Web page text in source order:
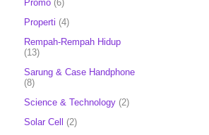
Promo (6)
Properti (4)
Rempah-Rempah Hidup
(13)
Sarung & Case Handphone
(8)
Science & Technology (2)
Solar Cell (2)